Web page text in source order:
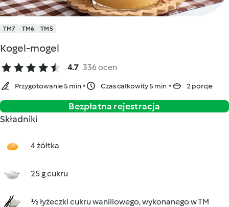
TM7 TM6 TM5
Kogel-mogel
4.7 336 ocen
Przygotowanie 5 min Czas całkowity 5 min 2 porcje
Bezpłatna rejestracja
Składniki
4 żółtka
25 g cukru
½ łyżeczki cukru waniliowego, wykonanego w TM